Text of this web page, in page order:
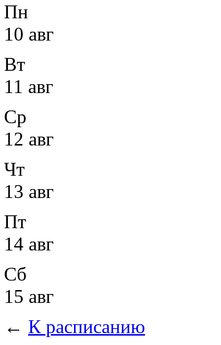
Пн
10 авг
Вт
11 авг
Ср
12 авг
Чт
13 авг
Пт
14 авг
Сб
15 авг
← К расписанию